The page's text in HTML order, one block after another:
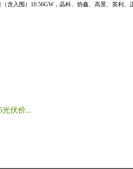
入围）10.56GW，晶科、协鑫、高景、英利、
伏价...